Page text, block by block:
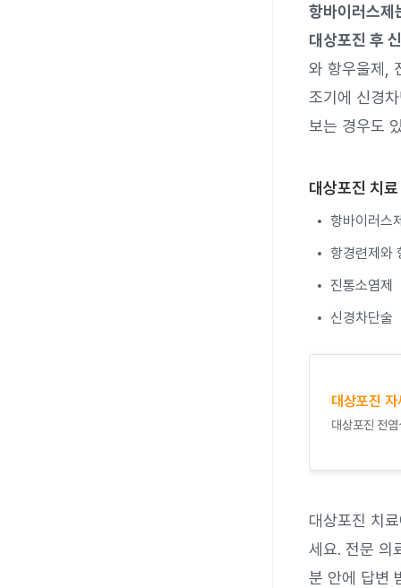
항바이러스제
대상포진 후
와 항우울제,
조기에 신경
보는 경우도
대상포진 치료
항바이러스
항경련제와
진통소염제
신경차단술
대상포진
대상포진 전
대상포진 치
세요. 전문 의
분 안에 답변